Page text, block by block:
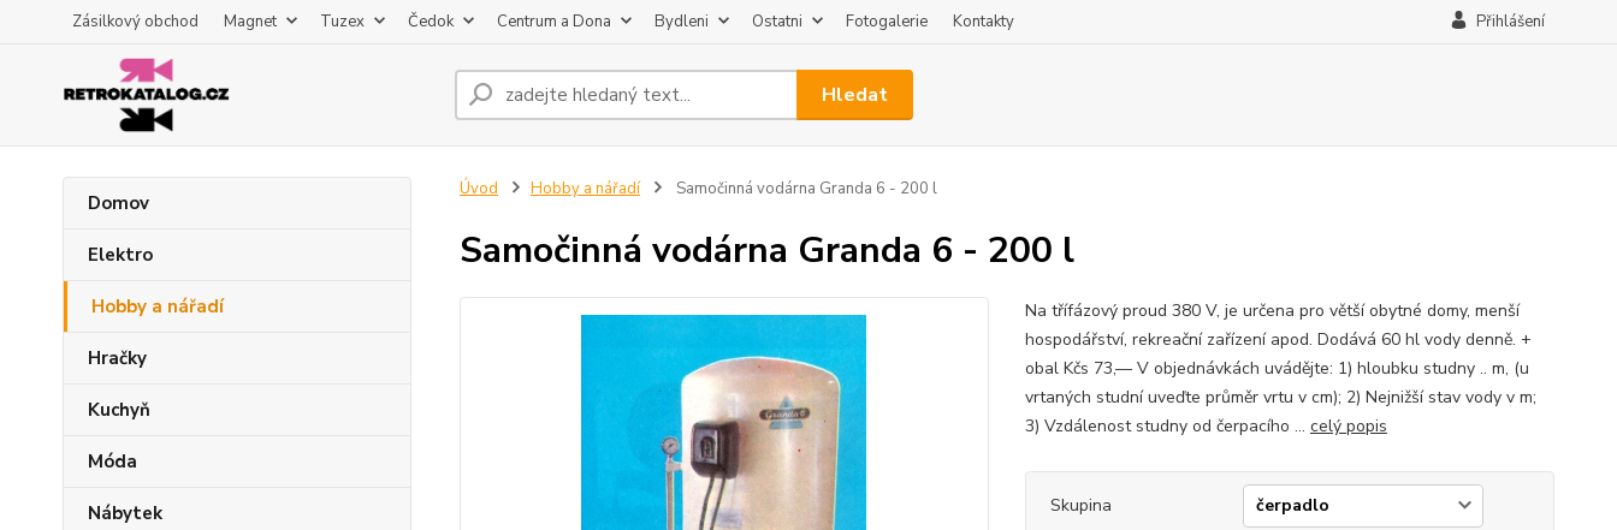
Zásilkový obchod Magnet Tuzex Čedok Centrum a Dona Bydleni Ostatni Fotogalerie Kontakty Přihlášení
Hledat
Domov
Elektro
Hobby a nářadí
Hračky
Kuchyň
Móda
Nábytek
Úvod Hobby a nářadí Samočinná vodárna Granda 6 - 200 l
Samočinná vodárna Granda 6 - 200 l
Na třífázový proud 380 V, je určena pro větší obytné domy, menší
hospodářství, rekreační zařízení apod. Dodává 60 hl vody denně. +
obal Kčs 73,— V objednávkách uvádějte: 1) hloubku studny .. m, (u
vrtaných studní uveďte průměr vrtu v cm); 2) Nejnižší stav vody v m;
3) Vzdálenost studny od čerpacího ... celý popis
Skupina